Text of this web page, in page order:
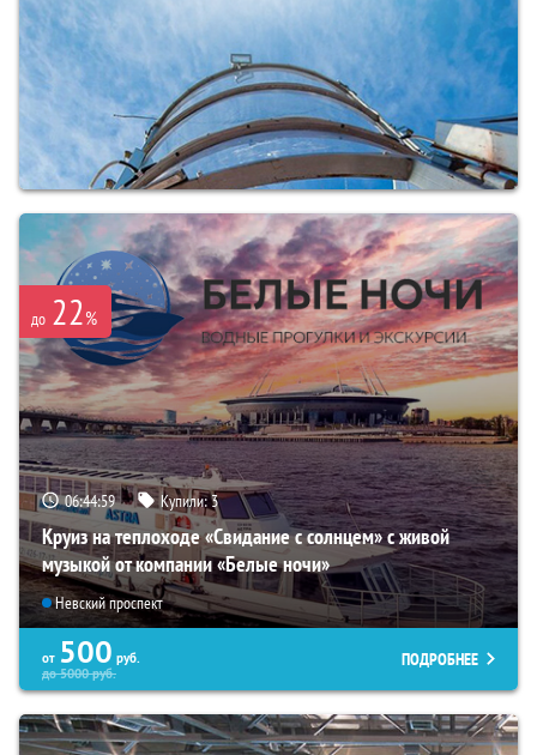
до 22%
06:44:57 Купили:3
Круиз на теплоходе «Свидание с солнцем» с живой
музыкой от компании «Белые ночи»
Невский проспект
от 500 руб.
до5000руб.
ПОДРОБНЕЕ